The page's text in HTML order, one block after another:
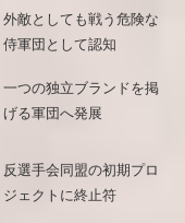
外敵としても戦う危険な
侍軍団として認知
一つの独立ブランドを掲
げる軍団へ発展
反選手会同盟の初期プロ
ジェクトに終止符